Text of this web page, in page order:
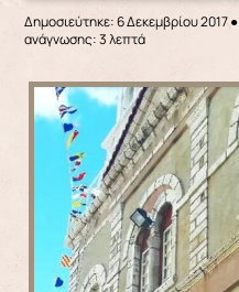
Δημοσιεύτηκε: 6 Δεκεμβρίου 2017●
ανάγνωσης: 3 λεπτά